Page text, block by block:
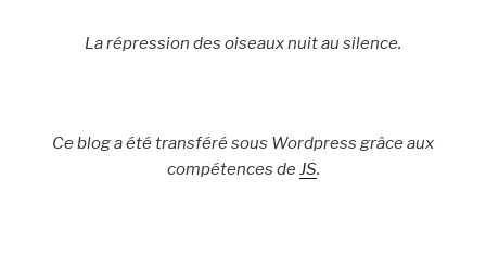
La répression des oiseaux nuit au silence.
Ce blog a été transféré sous Wordpress grâce aux
compétences de JS.